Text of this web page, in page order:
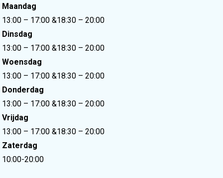
Maandag
13:00 – 17:00 &18:30 – 20:00
Dinsdag
13:00 – 17:00 &18:30 – 20:00
Woensdag
13:00 – 17:00 &18:30 – 20:00
Donderdag
13:00 – 17:00 &18:30 – 20:00
Vrijdag
13:00 – 17:00 &18:30 – 20:00
Zaterdag
10:00-20:00